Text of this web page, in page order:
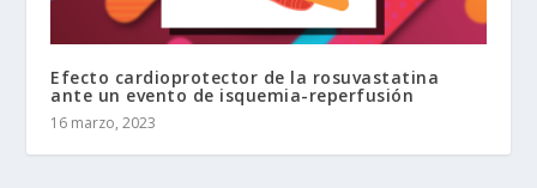
Efecto cardioprotector de la rosuvastatina
ante un evento de isquemia-reperfusión
16 marzo, 2023